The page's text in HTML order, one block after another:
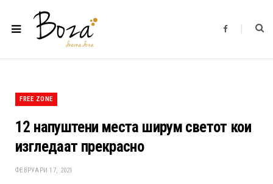
F
b
FREE ZONE
12 напуштени места ширум светот кои
изгледаат прекрасно
ФЕВРУАРИ 17, 2021